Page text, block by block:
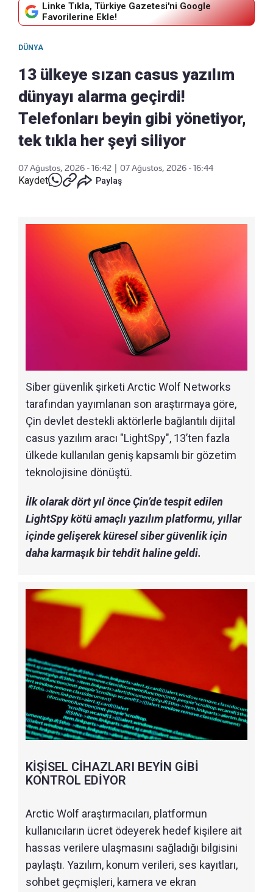
Linke Tıkla, Türkiye Gazetesi'ni Google
Favorilerine Ekle!
DÜNYA
13 ülkeye sızan casus yazılım
dünyayı alarma geçirdi!
Telefonları beyin gibi yönetiyor,
tek tıkla her şeyi siliyor
07 Ağustos, 2026 - 16:42 07 Ağustos, 2026 - 16:44
Kaydet Paylaş
Siber güvenlik şirketi Arctic Wolf Networks
tarafından yayımlanan son araştırmaya göre,
Çin devlet destekli aktörlerle bağlantılı dijital
casus yazılım aracı "LightSpy", 13’ten fazla
ülkede kullanılan geniş kapsamlı bir gözetim
teknolojisine dönüştü.
İlk olarak dört yıl önce Çin’de tespit edilen
LightSpy kötü amaçlı yazılım platformu, yıllar
içinde gelişerek küresel siber güvenlik için
daha karmaşık bir tehdit haline geldi.
KİŞİSEL CİHAZLARI BEYİN GİBİ
KONTROL EDİYOR
Arctic Wolf araştırmacıları, platformun
kullanıcıların ücret ödeyerek hedef kişilere ait
hassas verilere ulaşmasını sağladığı bilgisini
paylaştı. Yazılım, konum verileri, ses kayıtları,
sohbet geçmişleri, kamera ve ekran